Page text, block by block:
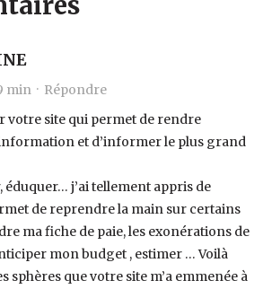
min · Répondre
votre site qui permet de rendre
et d’informer le plus grand
j’ai tellement appris de
de reprendre la main sur certains
ma fiche de paie, les exonérations de
mon budget , estimer … Voilà
sphères que votre site m’a emmenée à